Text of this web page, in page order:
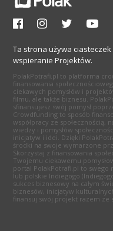
Ta strona używa
wspieranie Projektów.
PolakPotrafi.pl to platforma
finansowania
ciekawych pomysłów i
filmu, ale także biznesu.
sfinansujesz swój pomysł
Crowdfunding to sposób
współpracy ze
wiedzy i pomysłów
inicjatyw i idei. Dzięki
środki na swoje wymarzone
Skorzystaj z finansowania
Twojemu ciekawemu
portal PolakPotrafi.pl to
lub polskie Indiegogo
sukces biznesowy na całym
biznesów, inicjatyw
finansuj swój projekt razem ze